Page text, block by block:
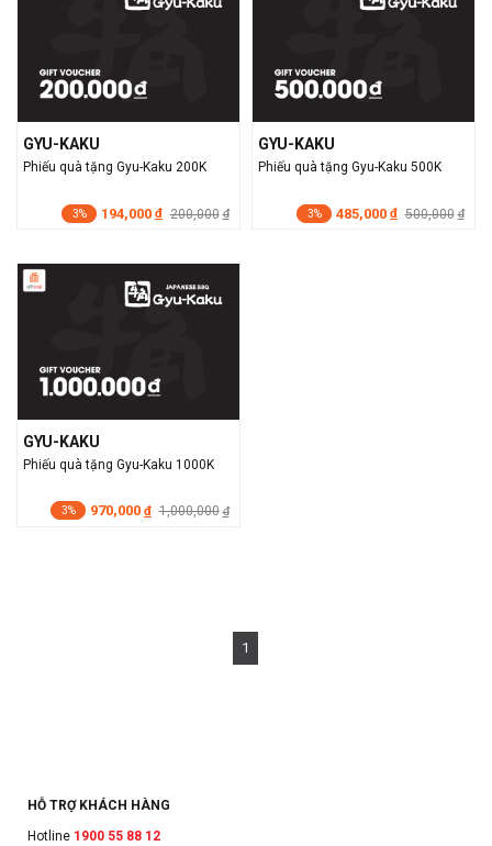
GYU-KAKU
Phiếu quà tặng Gyu-Kaku 200K
3% 194,000 đ 200,000 đ
GYU-KAKU
Phiếu quà tặng Gyu-Kaku 500K
3% 485,000 đ 500,000 đ
GYU-KAKU
Phiếu quà tặng Gyu-Kaku 1000K
3% 970,000 đ 1,000,000 đ
1
HỖ TRỢ KHÁCH HÀNG
Hotline 1900 55 88 12